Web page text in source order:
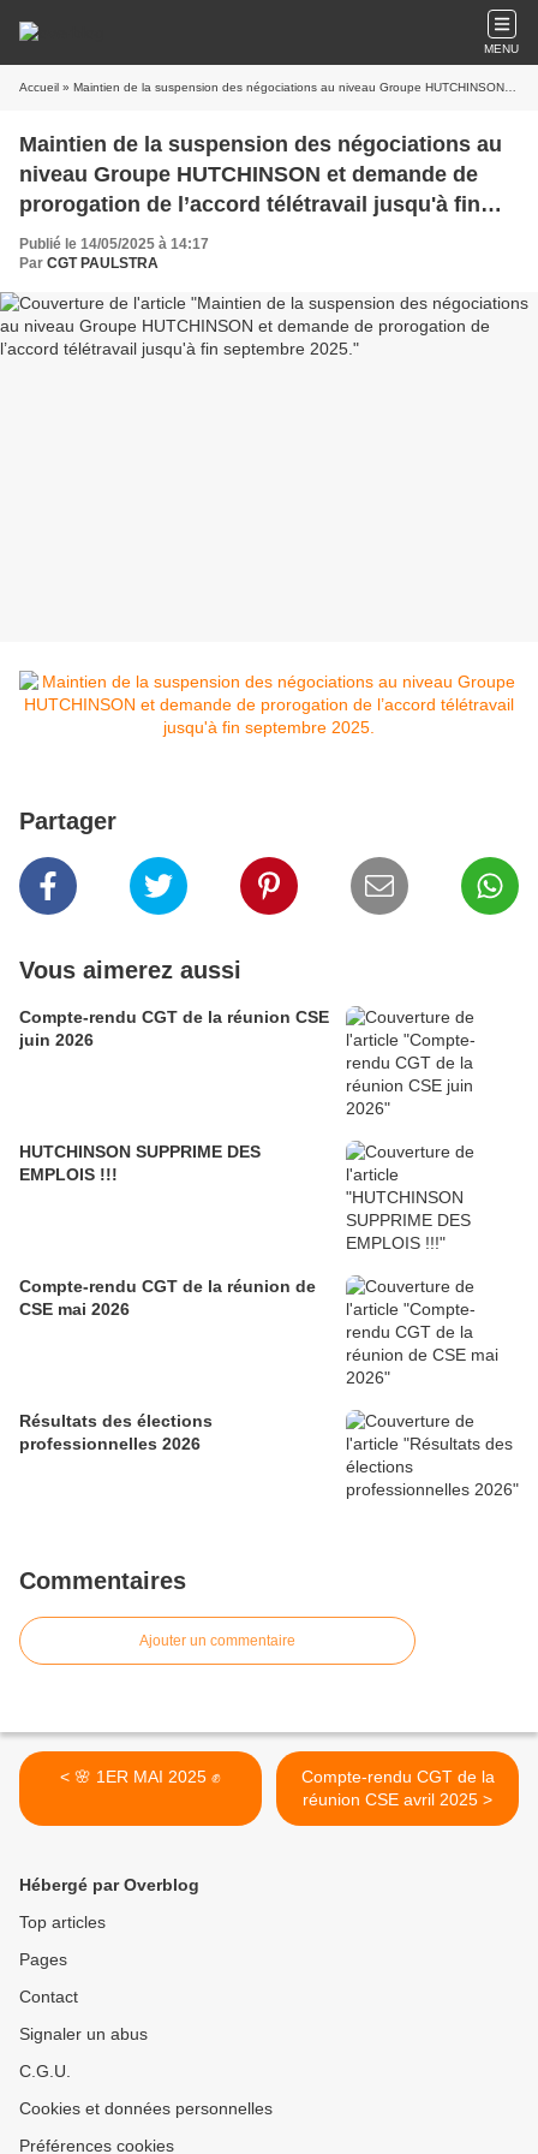
MENU
Accueil » Maintien de la suspension des négociations au niveau Groupe HUTCHINSON et demande de prorogation de l’accord télétravail jusqu'à fin septembre 2025.
Maintien de la suspension des négociations au
niveau Groupe HUTCHINSON et demande de
prorogation de l’accord télétravail jusqu'à fin
septembre 2025.
Publié le 14/05/2025 à 14:17
Par CGT PAULSTRA
Partager
Vous aimerez aussi
Compte-rendu CGT de la réunion CSE
juin 2026
HUTCHINSON SUPPRIME DES
EMPLOIS !!!
Compte-rendu CGT de la réunion de
CSE mai 2026
Résultats des élections
professionnelles 2026
Commentaires
Ajouter un commentaire
< 🌸 1ER MAI 2025 ✊️
Compte-rendu CGT de la
réunion CSE avril 2025 >
Hébergé par Overblog
Top articles
Pages
Contact
Signaler un abus
C.G.U.
Cookies et données personnelles
Préférences cookies